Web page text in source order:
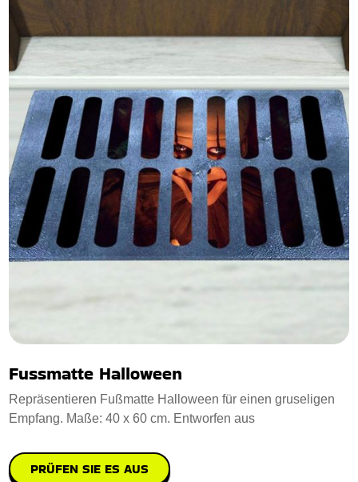
Fussmatte Halloween
Repräsentieren Fußmatte Halloween für einen gruseligen
Empfang. Maße: 40 x 60 cm. Entworfen aus
PRÜFEN SIE ES AUS